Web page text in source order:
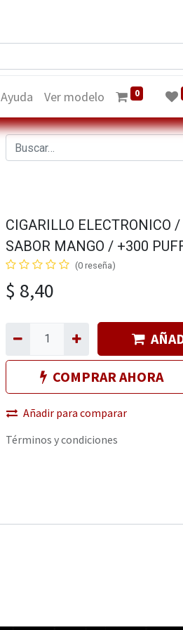
Ayuda Ver modelo 0
CIGARILLO ELECTRONICO
SABOR MANGO / +300
(0 reseña)
$ 8,40
COMPRAR AHORA
Añadir para comparar
Términos y condiciones